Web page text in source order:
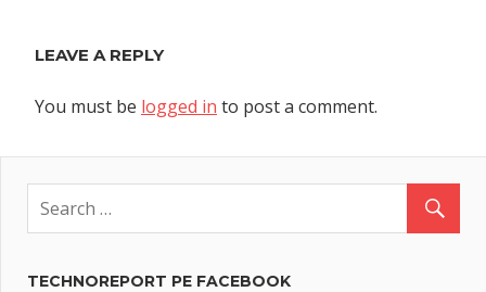
LEAVE A REPLY
You must be logged in to post a comment.
TECHNOREPORT PE FACEBOOK